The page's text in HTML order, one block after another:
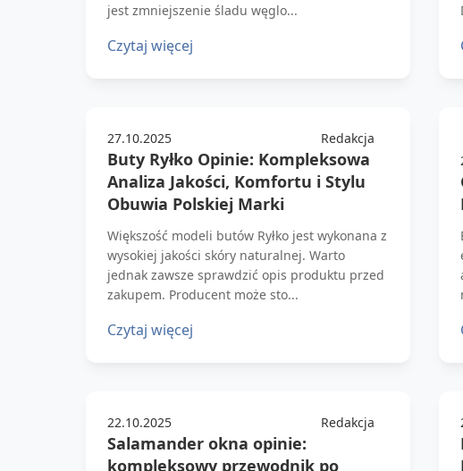
jest zmniejszenie śladu węglo...
Czytaj więcej
27.10.2025 Redakcja
Buty Ryłko Opinie: Kompleksowa
Analiza Jakości, Komfortu i Stylu
Obuwia Polskiej Marki
Większość modeli butów Ryłko jest wykonana z
wysokiej jakości skóry naturalnej. Warto
jednak zawsze sprawdzić opis produktu przed
zakupem. Producent może sto...
Czytaj więcej
22.10.2025 Redakcja
Salamander okna opinie:
kompleksowy przewodnik po